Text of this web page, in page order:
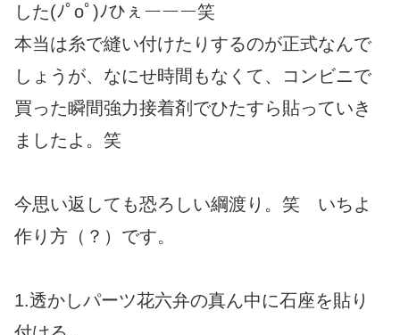
した(ﾉﾟοﾟ)ﾉひぇーーー笑
本当は糸で縫い付けたりするのが正式なんで
しょうが、なにせ時間もなくて、コンビニで
買った瞬間強力接着剤でひたすら貼っていき
ましたよ。笑
今思い返しても恐ろしい綱渡り。笑 いちよ
作り方（？）です。
1.透かしパーツ花六弁の真ん中に石座を貼り